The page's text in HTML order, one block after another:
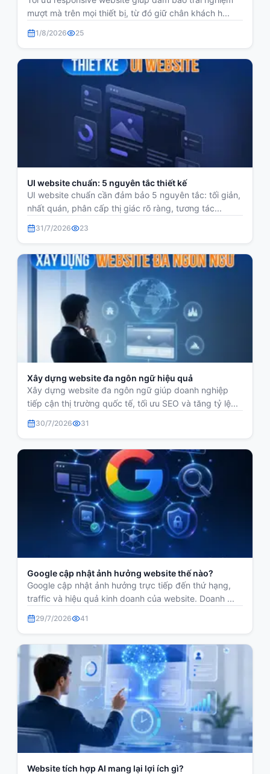
mượt mà trên mọi thiết bị, từ đó giữ chân khách h...
1/8/2026 25
UI website chuẩn: 5 nguyên tắc thiết kế
UI website chuẩn cần đảm bảo 5 nguyên tắc: tối giản,
nhất quán, phân cấp thị giác rõ ràng, tương tác...
31/7/2026 23
Xây dựng website đa ngôn ngữ hiệu quả
Xây dựng website đa ngôn ngữ giúp doanh nghiệp
tiếp cận thị trường quốc tế, tối ưu SEO và tăng tỷ lệ...
30/7/2026 31
Google cập nhật ảnh hưởng website thế nào?
Google cập nhật ảnh hưởng trực tiếp đến thứ hạng,
traffic và hiệu quả kinh doanh của website. Doanh ...
29/7/2026 41
Website tích hợp AI mang lại lợi ích gì?